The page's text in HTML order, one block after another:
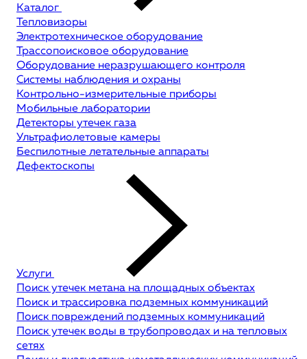
Каталог
Тепловизоры
Электротехническое оборудование
Трассопоисковое оборудование
Оборудование неразрушающего контроля
Системы наблюдения и охраны
Контрольно-измерительные приборы
Мобильные лаборатории
Детекторы утечек газа
Ультрафиолетовые камеры
Беспилотные летательные аппараты
Дефектоскопы
Услуги
Поиск утечек метана на площадных объектах
Поиск и трассировка подземных коммуникаций
Поиск повреждений подземных коммуникаций
Поиск утечек воды в трубопроводах и на тепловых
сетях